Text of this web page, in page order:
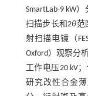
SmartLab-9 kW
扫描步长和2θ范
射扫描电镜（
Oxford）观察分
工作电压20 kV
研究改性合金